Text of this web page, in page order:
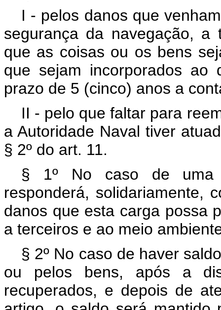
I - pelos danos que
segurança da navegação,
que as coisas ou os bens
que sejam incorporados ao
prazo de 5 (cinco) anos a
II - pelo que faltar para
a Autoridade Naval tiver
§ 2º do art. 11.
§ 1º No caso de uma
responderá, solidariamente,
danos que esta carga possa
a terceiros e ao meio
§ 2º No caso de haver
ou pelos bens, após a
recuperados, e depois de